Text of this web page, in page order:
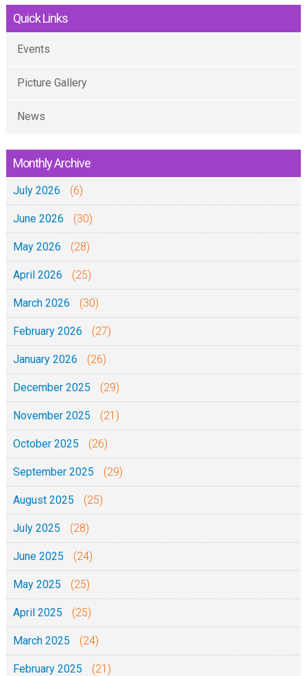
Quick Links
Events
Picture Gallery
News
Monthly Archive
July 2026 (6)
June 2026 (30)
May 2026 (28)
April 2026 (25)
March 2026 (30)
February 2026 (27)
January 2026 (26)
December 2025 (29)
November 2025 (21)
October 2025 (26)
September 2025 (29)
August 2025 (25)
July 2025 (28)
June 2025 (24)
May 2025 (25)
April 2025 (25)
March 2025 (24)
February 2025 (21)